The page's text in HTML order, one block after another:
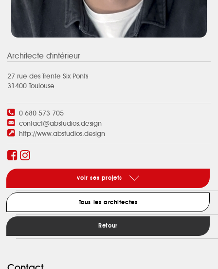
Architecte d'intérieur
27 rue des Trente Six Ponts
31400 Toulouse
0 680 573 705
contact@abstudios.design
http://www.abstudios.design
voir ses projets
Tous les architectes
Retour